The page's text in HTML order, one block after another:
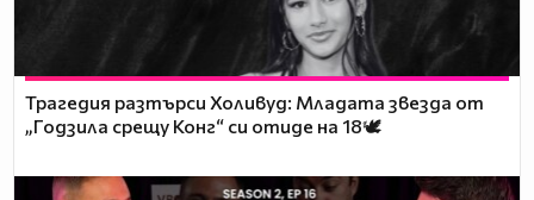
Трагедия разтърси Холивуд: Младата звезда от
„Годзила срещу Конг“ си отиде на 18🕊️